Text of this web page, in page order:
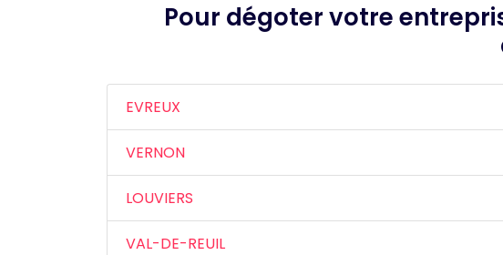
Pour dégoter votre
EVREUX
VERNON
LOUVIERS
VAL-DE-REUIL